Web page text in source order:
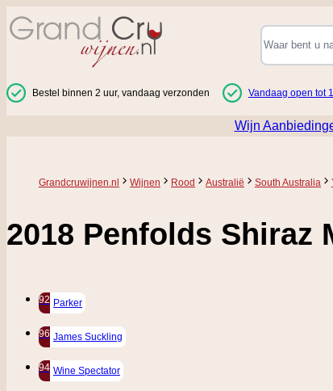
Ga naar de inhoud
Bestel binnen 2 uur, vandaag verzonden Vandaag open tot
Wijn
Grandcruwijnen.nl Wijnen Rood Australië South Australia
2018 Penfolds Shiraz
92 Parker
96 James Suckling
94 Wine Spectator